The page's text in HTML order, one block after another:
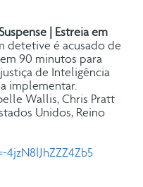
| Estreia em
detetive é acusado de
90 minutos para
de Inteligência
implementar.
Wallis, Chris Pratt
Unidos, Reino
4jzN8lJhZZZ4Zb5